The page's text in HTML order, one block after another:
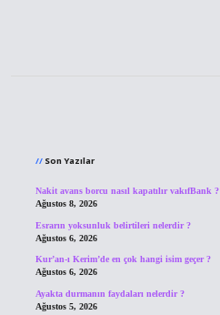
Son Yazılar
Nakit avans borcu nasıl kapatılır vakıfBank ?
Ağustos 8, 2026
Esrarın yoksunluk belirtileri nelerdir ?
Ağustos 6, 2026
Kur’an-ı Kerim’de en çok hangi isim geçer ?
Ağustos 6, 2026
Ayakta durmanın faydaları nelerdir ?
Ağustos 5, 2026